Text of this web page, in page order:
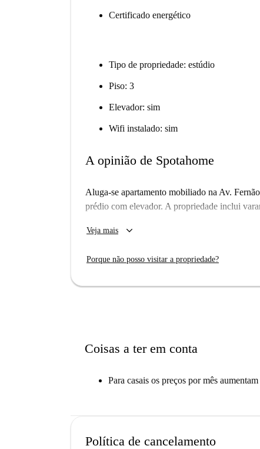
Certificado energético
Tipo de propriedade: estúdio
Piso: 3
Elevador: sim
Wifi instalado: sim
A opinião de Spotahome
Aluga-se apartamento mobiliado na Av.
prédio com elevador. A propriedade inclui
Importante: - Ainda não visitamos este lugar.
Por favor, observe que a máquina de
Veja mais keyboard_arrow_down
Porque não posso visitar a propriedade?
Coisas a ter em conta
Para casais os preços por mês
Política de cancelamento